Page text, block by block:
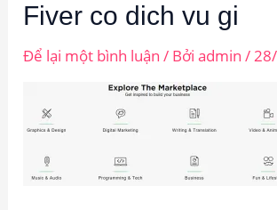
Fiver co dich vu gi
Để lại một bình luận / Bởiadmin/